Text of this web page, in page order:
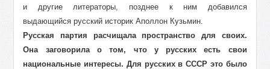
и другие литераторы, позднее к ним добавился
выдающийся русский историк Аполлон Кузьмин.
Русская партия расчищала пространство для своих.
Она заговорила о том, что у русских есть свои
национальные интересы. Для русских в СССР это было